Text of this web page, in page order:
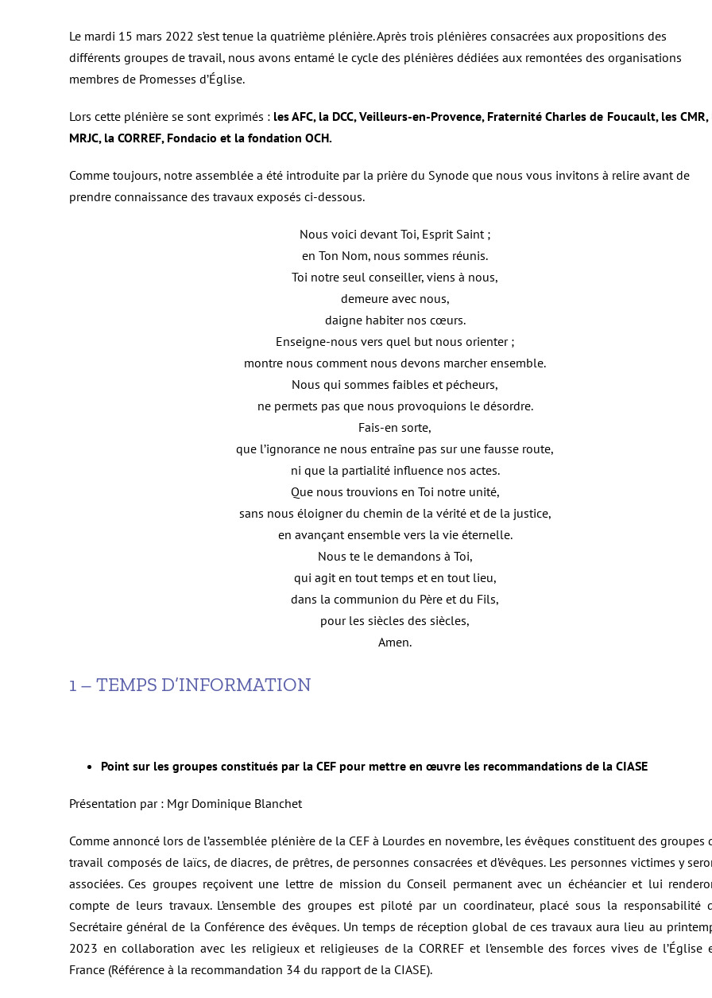
Le mardi 15 mars 2022 s’est tenue la quatrième plénière. Après trois plénières consacrées aux propositions des
différents groupes de travail, nous avons entamé le cycle des plénières dédiées aux remontées des organisations
membres de Promesses d’Église.
Lors cette plénière se sont exprimés : les AFC, la DCC, Veilleurs-en-Provence, Fraternité Charles de Foucault, les CMR,
MRJC, la CORREF, Fondacio et la fondation OCH.
Comme toujours, notre assemblée a été introduite par la prière du Synode que nous vous invitons à relire avant de
prendre connaissance des travaux exposés ci-dessous.
Nous voici devant Toi, Esprit Saint ;
en Ton Nom, nous sommes réunis.
Toi notre seul conseiller, viens à nous,
demeure avec nous,
daigne habiter nos cœurs.
Enseigne-nous vers quel but nous orienter ;
montre nous comment nous devons marcher ensemble.
Nous qui sommes faibles et pécheurs,
ne permets pas que nous provoquions le désordre.
Fais-en sorte,
que l’ignorance ne nous entraîne pas sur une fausse route,
ni que la partialité influence nos actes.
Que nous trouvions en Toi notre unité,
sans nous éloigner du chemin de la vérité et de la justice,
en avançant ensemble vers la vie éternelle.
Nous te le demandons à Toi,
qui agit en tout temps et en tout lieu,
dans la communion du Père et du Fils,
pour les siècles des siècles,
Amen.
1 – TEMPS D’INFORMATION
Point sur les groupes constitués par la CEF pour mettre en œuvre les recommandations de la CIASE
Présentation par : Mgr Dominique Blanchet
Comme annoncé lors de l’assemblée plénière de la CEF à Lourdes en novembre, les évêques constituent des groupes
travail composés de laïcs, de diacres, de prêtres, de personnes consacrées et d’évêques. Les personnes victimes y
associées. Ces groupes reçoivent une lettre de mission du Conseil permanent avec un échéancier et lui
compte de leurs travaux. L’ensemble des groupes est piloté par un coordinateur, placé sous la responsabilité
Secrétaire général de la Conférence des évêques. Un temps de réception global de ces travaux aura lieu au
2023 en collaboration avec les religieux et religieuses de la CORREF et l’ensemble des forces vives de l’Église
France (Référence à la recommandation 34 du rapport de la CIASE).